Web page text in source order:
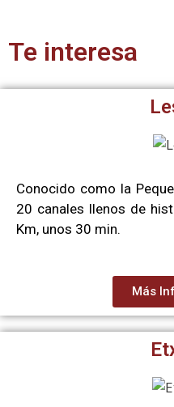
Te interesa
Conocido como la
20 canales llenos de
Km, unos 30 min.
Más